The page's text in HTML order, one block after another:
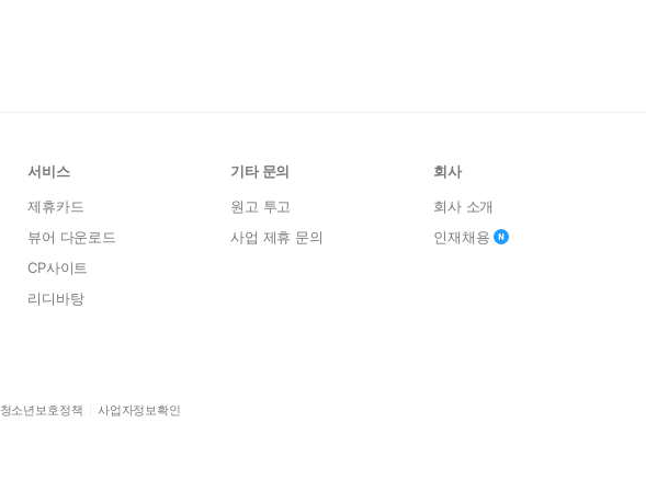
서비스
제휴카드
뷰어 다운로드
CP사이트
리디바탕
기타 문의
원고 투고
사업 제휴 문의
회사
회사 소개
인재채용
청소년보호정책 사업자정보확인